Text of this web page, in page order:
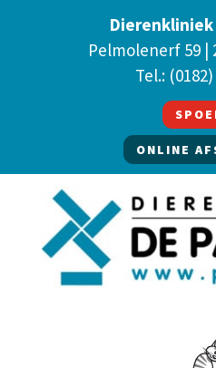
Pelmolenerf 59 |
Tel.:
ONLINE